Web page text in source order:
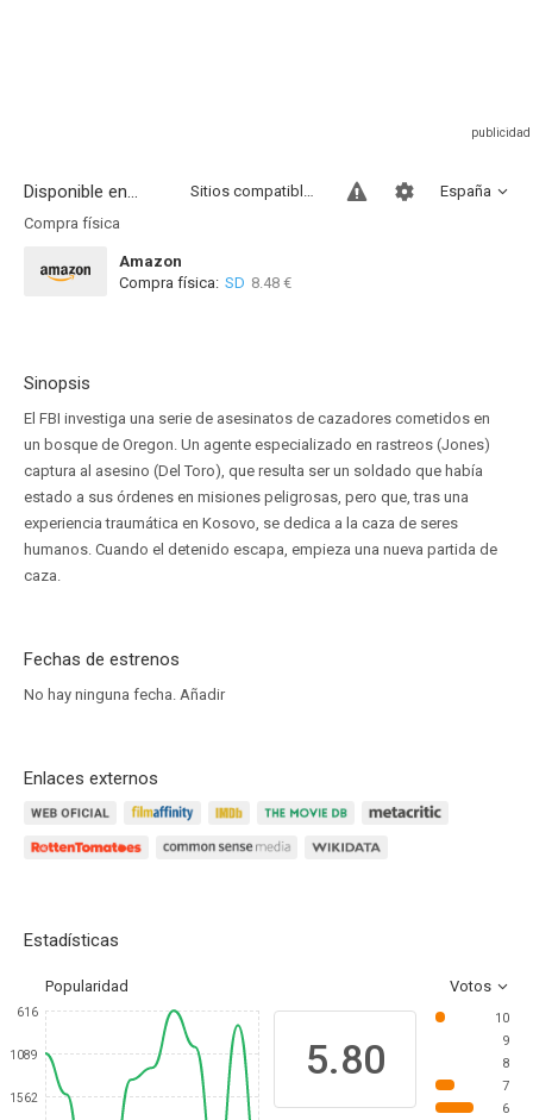
Disponible en... España
Sitios compatibles
Compra física
Amazon
Compra física: SD 8.48 €
Sinopsis
El FBI investiga una serie de asesinatos de cazadores cometidos en
un bosque de Oregon. Un agente especializado en rastreos (Jones)
captura al asesino (Del Toro), que resulta ser un soldado que había
estado a sus órdenes en misiones peligrosas, pero que, tras una
experiencia traumática en Kosovo, se dedica a la caza de seres
humanos. Cuando el detenido escapa, empieza una nueva partida de
caza.
Fechas de estrenos
No hay ninguna fecha. Añadir
Enlaces externos
Estadísticas
Popularidad Votos
616
1089
1562
5.80
10
9
8
7
6